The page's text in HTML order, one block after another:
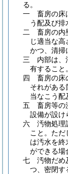
る。
一
畜房の床
う配及び排
二
畜房の内
じ適当な高
かつ、清掃
三
内部は、
有すること。
四
畜房の床
それがある
当なこう配
五
畜房等の
設備が設け
六
汚物処理
こと。 ただ
は汚水を終
ができる場
七
汚物だめ
つ、密閉す